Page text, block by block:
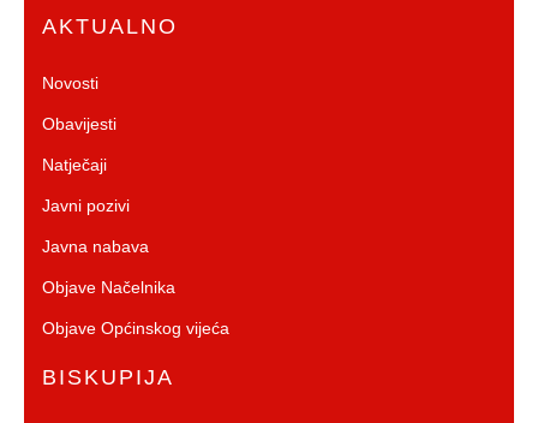
AKTUALNO
Novosti
Obavijesti
Natječaji
Javni pozivi
Javna nabava
Objave Načelnika
Objave Općinskog vijeća
BISKUPIJA